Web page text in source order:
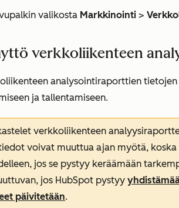
valikosta Markkinointi >
verkkoliikenteen
analysointiraporttien
ja tallentamiseen.
verkkoliikenteen
voivat muuttua ajan myötä, koska
jos se pystyy keräämään
jos HubSpot pystyy
päivitetään.